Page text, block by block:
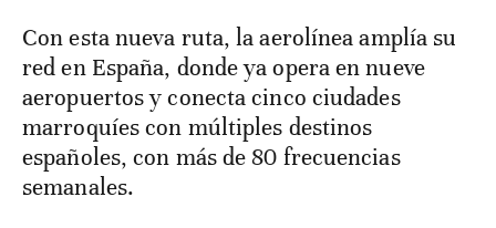
Con esta nueva ruta, la aerolínea amplía su
red en España, donde ya opera en nueve
aeropuertos y conecta cinco ciudades
marroquíes con múltiples destinos
españoles, con más de 80 frecuencias
semanales.